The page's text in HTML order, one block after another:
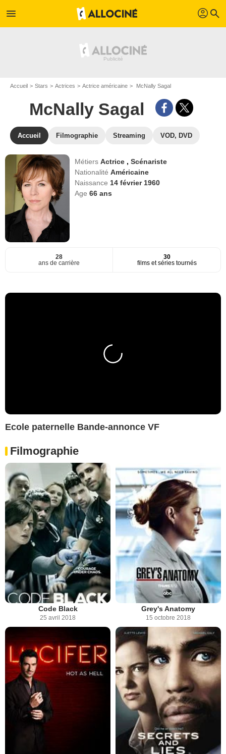
menu profil search
Accueil Stars Actrices Actrice américaine McNally Sagal
McNally Sagal
Accueil Filmographie Streaming VOD, DVD
MétiersActrice ,Scénariste
NationalitéAméricaine
Naissance 14 février 1960
Age66 ans
28
ans de carrière
30
films et séries tournés
Ecole paternelle Bande-annonce VF
Filmographie
Code Black
25 avril 2018
Grey's Anatomy
15 octobre 2018